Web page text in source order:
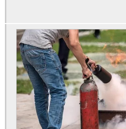
Empresa de apreciação de
Empresa de apreciação de risco
equipamentos
Empresa de elaboração de
Empresa de inspeção de